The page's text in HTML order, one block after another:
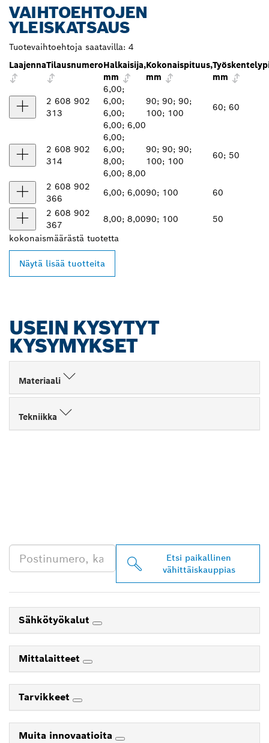
VAIHTOEHTOJEN
YLEISKATSAUS
Tuotevaihtoehtoja saatavilla: 4
LaajennaTilausnumeroHalkaisija,
mm
Kokonaispituus,
mm
mm
2 608 902
313
6,00;
6,00;
6,00;
6,00; 6,00
90; 90; 90;
100; 100
60; 60
2 608 902
314
6,00;
6,00;
8,00;
6,00; 8,00
90; 90; 90;
100; 100
60; 50
2 608 902
366
6,00; 6,0090; 100
60
2 608 902
367
8,00; 8,0090; 100
50
kokonaismäärästä tuotetta
Näytä lisää tuotteita
USEIN KYSYTYT
KYSYMYKSET
Materiaali
Tekniikka
Etsi paikallinen
vähittäiskauppias
Sähkötyökalut
Mittalaitteet
Tarvikkeet
Muita innovaatioita